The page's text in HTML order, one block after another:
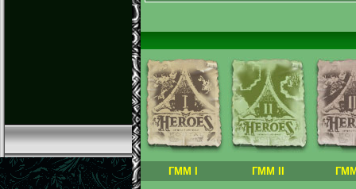
ГММ I ГММ II